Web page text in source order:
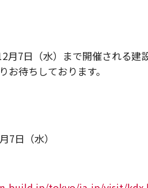
7日（水）まで開催される建
待ちしております。
7日（水）